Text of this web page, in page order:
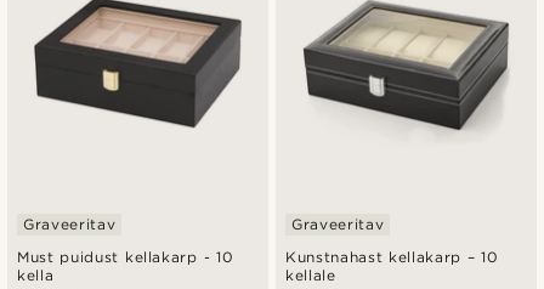
Must puidust kellakarp - 10
kella
Graveeritav
Kunstnahast kellakarp – 10
kellale
Graveeritav